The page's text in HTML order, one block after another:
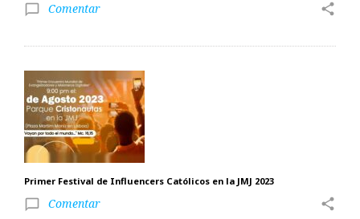
chat_bubble_outline Comentar share
Primer Festival de Influencers Católicos en la JMJ 2023
chat_bubble_outline Comentar share